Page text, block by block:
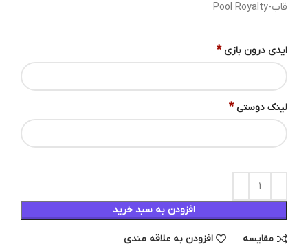
قاب-Pool Royalty
ایدی درون بازی *
لینک دوستی *
افزودن به سبد خرید
مقایسه افزودن به علاقه مندی